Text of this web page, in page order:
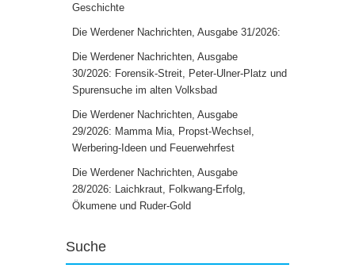
Geschichte
Die Werdener Nachrichten, Ausgabe 31/2026:
Die Werdener Nachrichten, Ausgabe
30/2026: Forensik-Streit, Peter-Ulner-Platz und
Spurensuche im alten Volksbad
Die Werdener Nachrichten, Ausgabe
29/2026: Mamma Mia, Propst-Wechsel,
Werbering-Ideen und Feuerwehrfest
Die Werdener Nachrichten, Ausgabe
28/2026: Laichkraut, Folkwang-Erfolg,
Ökumene und Ruder-Gold
Suche